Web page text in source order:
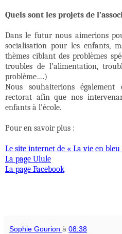
Quels sont les projets de
Dans le futur nous aimerions
socialisation pour les enfants,
thèmes ciblant des problèmes
troubles de l’alimentation,
problème….)
Nous souhaiterions
rectorat afin que nos
enfants à l’école.
Pour en savoir plus :
Le site internet de « La vie en bleu
La page Ulule
La page Facebook
Sophie Gourion à 08:38